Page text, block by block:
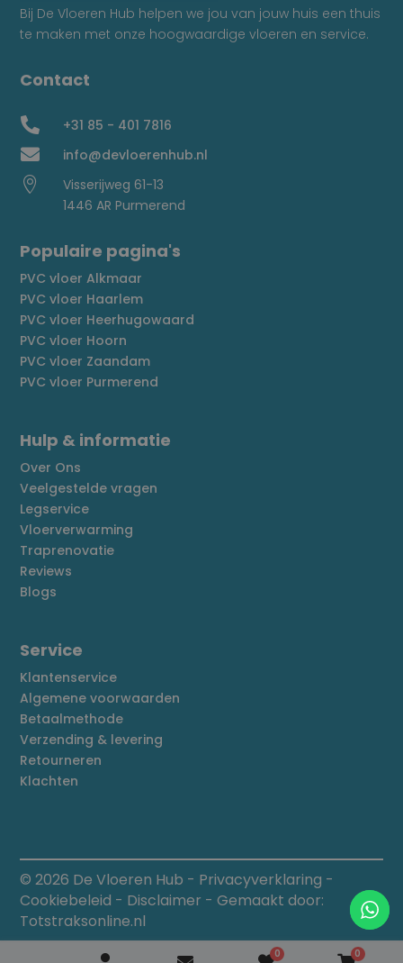
0 0
Bij De Vloeren Hub helpen we jou van jouw huis een thuis
te maken met onze hoogwaardige vloeren en service.
Contact
 +31 85 - 401 7816
 info@devloerenhub.nl

Visserijweg 61-13
1446 AR Purmerend
Populaire pagina's
PVC vloer Alkmaar
PVC vloer Haarlem
PVC vloer Heerhugowaard
PVC vloer Hoorn
PVC vloer Zaandam
PVC vloer Purmerend
Hulp & informatie
Over Ons
Veelgestelde vragen
Legservice
Vloerverwarming
Traprenovatie
Reviews
Blogs
Service
Klantenservice
Algemene voorwaarden
Betaalmethode
Verzending & levering
Retourneren
Klachten
© 2026 De Vloeren Hub - Privacyverklaring -
Cookiebeleid - Disclaimer - Gemaakt door:
Totstraksonline.nl